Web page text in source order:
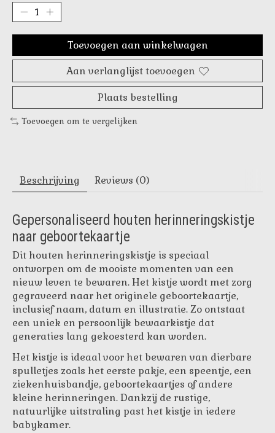
Toevoegen aan winkelwagen
Aan verlanglijst toevoegen
Plaats bestelling
Toevoegen om te vergelijken
Beschrijving Reviews (0)
Gepersonaliseerd houten herinneringskistje
naar geboortekaartje
Dit houten herinneringskistje is speciaal
ontworpen om de mooiste momenten van een
nieuw leven te bewaren. Het kistje wordt met zorg
gegraveerd naar het originele geboortekaartje,
inclusief naam, datum en illustratie. Zo ontstaat
een uniek en persoonlijk bewaarkistje dat
generaties lang gekoesterd kan worden.
Het kistje is ideaal voor het bewaren van dierbare
spulletjes zoals het eerste pakje, een speentje, een
ziekenhuisbandje, geboortekaartjes of andere
kleine herinneringen. Dankzij de rustige,
natuurlijke uitstraling past het kistje in iedere
babykamer.